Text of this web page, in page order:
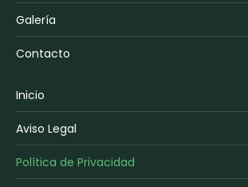
Galería
Contacto
Inicio
Aviso Legal
Política de Privacidad